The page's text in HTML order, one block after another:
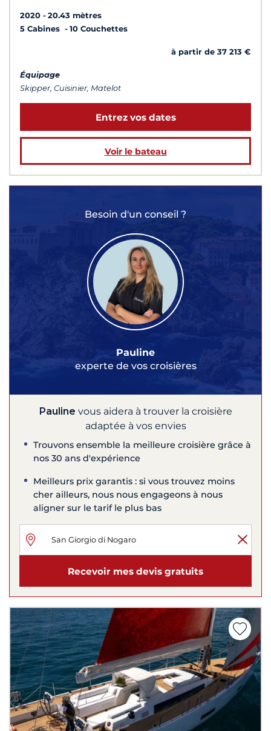
2020
20.43 mètres
5 Cabines
10 Couchettes
à partir de 37 213 €
Équipage
Skipper, Cuisinier, Matelot
Entrez vos dates
Voir le bateau
Besoin d'un conseil ?
Pauline
experte de vos croisières
Pauline vous aidera à trouver la croisière
adaptée à vos envies
Trouvons ensemble la meilleure croisière grâce à
nos 30 ans d'expérience
Meilleurs prix garantis : si vous trouvez moins
cher ailleurs, nous nous engageons à nous
aligner sur le tarif le plus bas
Recevoir mes devis gratuits